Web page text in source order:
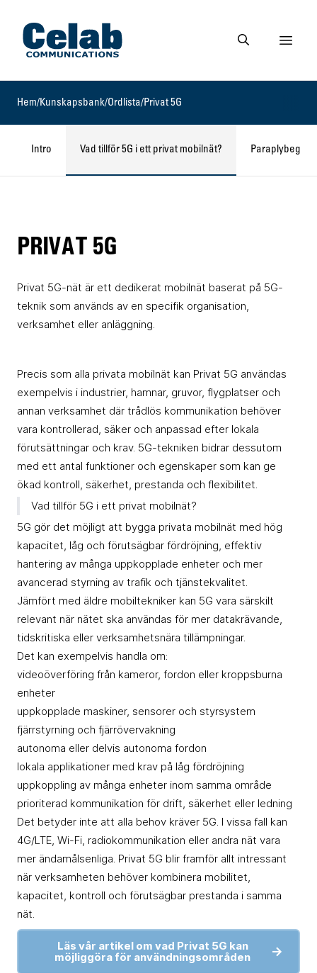
Gå till startsidan
Gå till söksidan
Visa
Hem/Kunskapsbank/Ordlista/Privat 5G
Intro Vad tillför 5G i ett privat mobilnät?
PRIVAT 5G
Privat 5G-nät är ett dedikerat mobilnät baserat på 5G-
teknik som används av en specifik organisation,
verksamhet eller anläggning.
Precis som alla privata mobilnät kan Privat 5G användas
exempelvis i industrier, hamnar, gruvor, flygplatser och
annan verksamhet där trådlös kommunikation behöver
vara kontrollerad, säker och anpassad efter lokala
förutsättningar och krav. 5G-tekniken bidrar dessutom
med ett antal funktioner och egenskaper som kan ge
ökad kontroll, säkerhet, prestanda och flexibilitet.
Vad tillför 5G i ett privat mobilnät?
5G gör det möjligt att bygga privata mobilnät med hög
kapacitet, låg och förutsägbar fördröjning, effektiv
hantering av många uppkopplade enheter och mer
avancerad styrning av trafik och tjänstekvalitet.
Jämfört med äldre mobiltekniker kan 5G vara särskilt
relevant när nätet ska användas för mer datakrävande,
tidskritiska eller verksamhetsnära tillämpningar.
Det kan exempelvis handla om:
videoöverföring från kameror, fordon eller kroppsburna
enheter
uppkopplade maskiner, sensorer och styrsystem
fjärrstyrning och fjärrövervakning
autonoma eller delvis autonoma fordon
lokala applikationer med krav på låg fördröjning
uppkoppling av många enheter inom samma område
prioriterad kommunikation för drift, säkerhet eller ledning
Det betyder inte att alla behov kräver 5G. I vissa fall kan
4G/LTE, Wi-Fi, radiokommunikation eller andra nät vara
mer ändamålsenliga. Privat 5G blir framför allt intressant
när verksamheten behöver kombinera mobilitet,
kapacitet, kontroll och förutsägbar prestanda i samma
nät.
Läs vår artikel om vad Privat 5G kan
möjliggöra för användningsområden
→